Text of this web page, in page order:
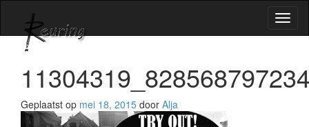
Geplaatst op mei 18, 2015 door Alja